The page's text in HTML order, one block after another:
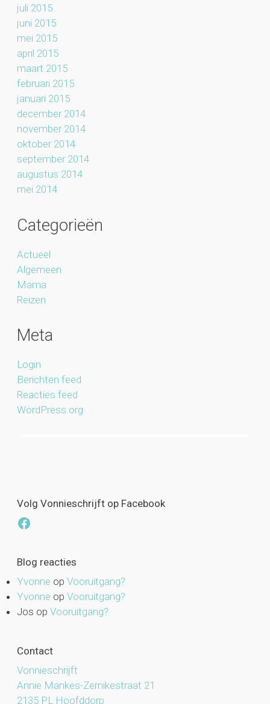
juli 2015
juni 2015
mei 2015
april 2015
maart 2015
februari 2015
januari 2015
december 2014
november 2014
oktober 2014
september 2014
augustus 2014
mei 2014
Categorieën
Actueel
Algemeen
Mama
Reizen
Meta
Login
Berichten feed
Reacties feed
WordPress.org
Volg Vonnieschrijft op Facebook
Facebook
Blog reacties
Yvonne op Vooruitgang?
Yvonne op Vooruitgang?
Jos op Vooruitgang?
Contact
Vonnieschrijft
Annie Mankes-Zernikestraat 21
2135 PL Hoofddorp